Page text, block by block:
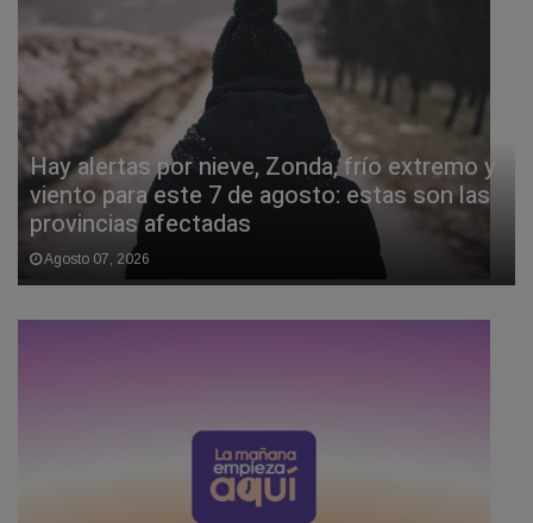
Hay alertas por nieve, Zonda, frío extremo y
viento para este 7 de agosto: estas son las
provincias afectadas
Agosto 07, 2026